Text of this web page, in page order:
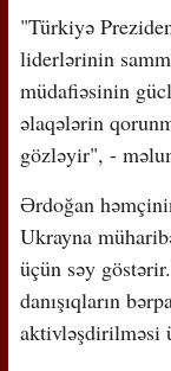
"Türkiyə
liderlərinin
müdafiəsinin
əlaqələrin
gözləyir", -
Ərdoğan
Ukrayna
üçün səy
danışıqların
aktivləşdirilməsi